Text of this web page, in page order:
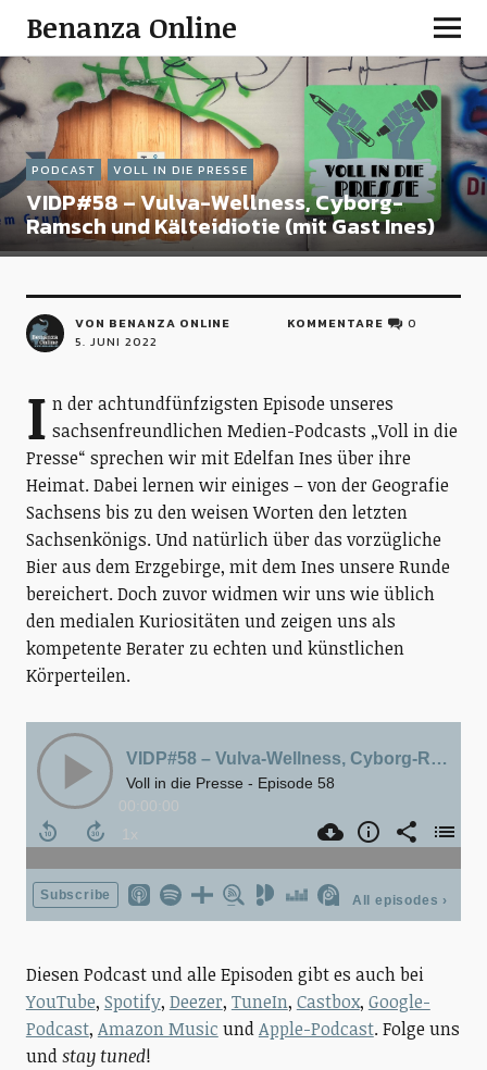
Benanza Online
PODCAST VOLL IN DIE PRESSE
VIDP#58 – Vulva-Wellness, Cyborg-
Ramsch und Kälteidiotie (mit Gast Ines)
VON BENANZA ONLINE
5. JUNI 2022
KOMMENTARE 0
I n der achtundfünfzigsten Episode unseres
sachsenfreundlichen Medien-Podcasts „Voll in die
Presse“ sprechen wir mit Edelfan Ines über ihre
Heimat. Dabei lernen wir einiges – von der Geografie
Sachsens bis zu den weisen Worten den letzten
Sachsenkönigs. Und natürlich über das vorzügliche
Bier aus dem Erzgebirge, mit dem Ines unsere Runde
bereichert. Doch zuvor widmen wir uns wie üblich
den medialen Kuriositäten und zeigen uns als
kompetente Berater zu echten und künstlichen
Körperteilen.
Diesen Podcast und alle Episoden gibt es auch bei
YouTube, Spotify, Deezer, TuneIn, Castbox, Google-
Podcast, Amazon Music undApple-Podcast. Folge uns
undstay tuned!